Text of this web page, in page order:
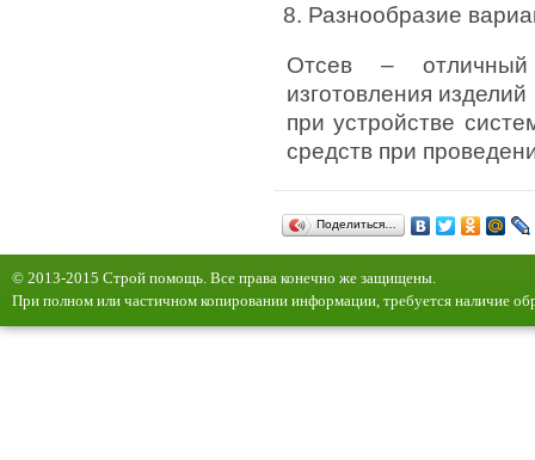
Разнообразие
Отсев – отличный
изготовления
при устройстве
средств при
Поделиться…
© 2013-2015 Строй помощь. Все права конечно же защищены.
При полном или частичном копировании информации, требуется наличие